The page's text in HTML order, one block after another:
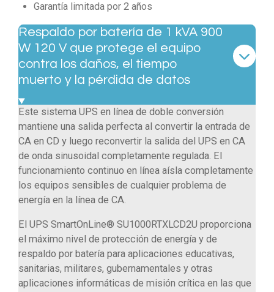
Garantía limitada por 2 años
Respaldo por batería de 1 kVA 900
W 120 V que protege el equipo
contra los daños, el tiempo
muerto y la pérdida de datos
Este sistema UPS en línea de doble conversión
mantiene una salida perfecta al convertir la entrada de
CA en CD y luego reconvertir la salida del UPS en CA
de onda sinusoidal completamente regulada. El
funcionamiento continuo en línea aísla completamente
los equipos sensibles de cualquier problema de
energía en la línea de CA.
El UPS SmartOnLine® SU1000RTXLCD2U proporciona
el máximo nivel de protección de energía y de
respaldo por batería para aplicaciones educativas,
sanitarias, militares, gubernamentales y otras
aplicaciones informáticas de misión crítica en las que